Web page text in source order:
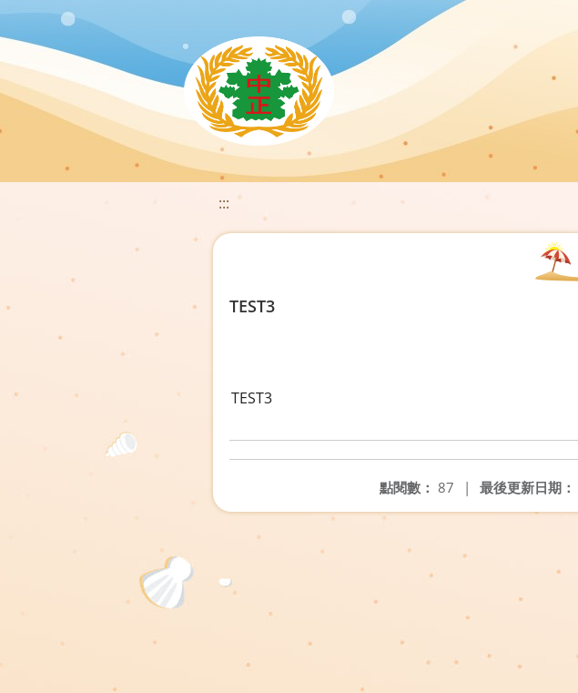
:::
TEST3
TEST3
最後更新日期：
點閱數： 87 |